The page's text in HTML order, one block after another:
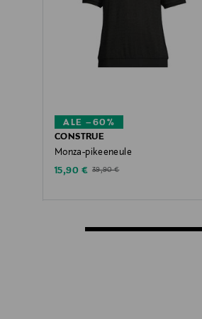
ALE –60%
CONSTRUE
Monza-pikeeneule
Discounted Price
15,90 € Original Price
39,90 €